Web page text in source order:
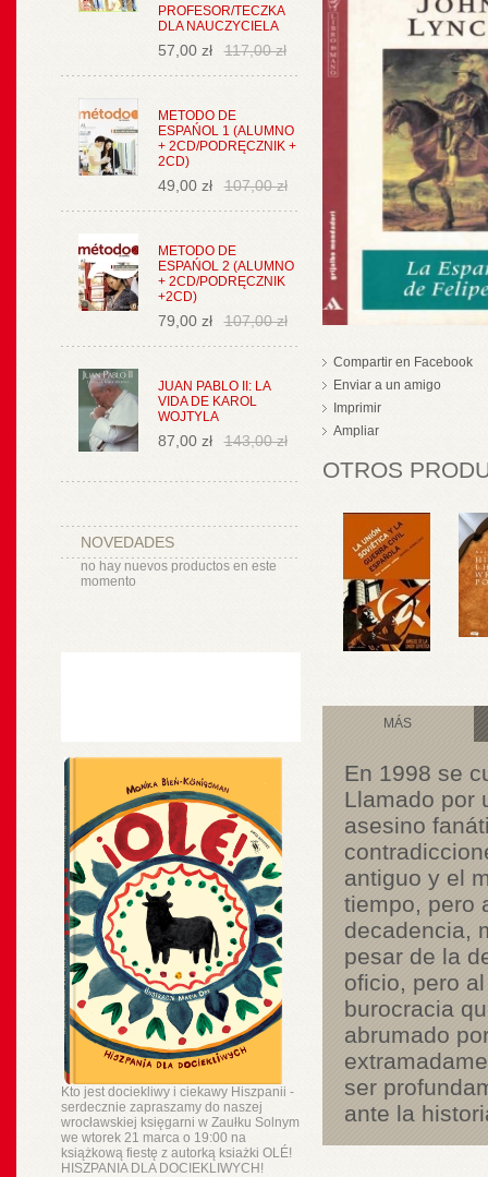
PROFESOR/TECZKA
DLA NAUCZYCIELA
57,00 zł 117,00 zł
METODO DE
ESPAŃOL 1 (ALUMNO
+ 2CD/PODRĘCZNIK +
2CD)
49,00 zł 107,00 zł
METODO DE
ESPAŃOL 2 (ALUMNO
+ 2CD/PODRĘCZNIK
+2CD)
79,00 zł 107,00 zł
JUAN PABLO II: LA
VIDA DE KAROL
WOJTYLA
87,00 zł 143,00 zł
NOVEDADES
no hay nuevos productos en este
momento
Kto jest dociekliwy i ciekawy Hiszpanii -
serdecznie zapraszamy do naszej
wrocławskiej księgarni w Zaułku Solnym
we wtorek 21 marca o 19:00 na
książkową fiestę z autorką ksiażki OLÉ!
HISZPANIA DLA DOCIEKLIWYCH!
Compartir en Facebook
Enviar a un amigo
Imprimir
Ampliar
OTROS
MÁS
En 1998 se
Llamado por
asesino
antiguo y el
tiempo, pero
decadencia,
pesar de la
oficio, pero
burocracia
abrumado
ser
ante la